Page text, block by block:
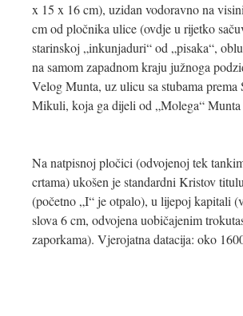
x 15 x 16 cm), uzidan vodoravno na
cm od pločnika ulice (ovdje u rijetko
starinskoj „inkunjaduri“ od „pisaka“,
na samom zapadnom kraju južnoga
Velog Munta, uz ulicu sa stubama prema
Mikuli, koja ga dijeli od „Molega“ Munta
Na natpisnoj pločici (odvojenoj tek
crtama) ukošen je standardni Kristov
(početno „I“ je otpalo), u lijepoj kapitali
slova 6 cm, odvojena uobičajenim
zaporkama). Vjerojatna datacija: oko